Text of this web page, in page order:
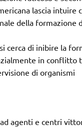
lascia intuire
della formazione
cerca di inibire la
in conflitto
di organismi
agenti e centri